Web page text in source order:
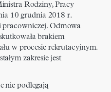
Rodziny, Pracy
10 grudnia 2018 r.
Odmowa
brakiem
w procesie rekrutacyjnym.
zakresie jest
nie podlegają